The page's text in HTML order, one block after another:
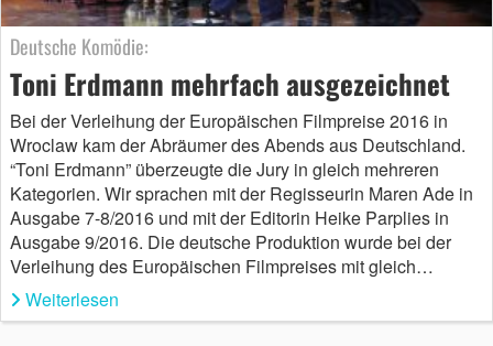
Deutsche Komödie:
Toni Erdmann mehrfach ausgezeichnet
Bei der Verleihung der Europäischen Filmpreise 2016 in
Wroclaw kam der Abräumer des Abends aus Deutschland.
“Toni Erdmann” überzeugte die Jury in gleich mehreren
Kategorien. Wir sprachen mit der Regisseurin Maren Ade in
Ausgabe 7-8/2016 und mit der Editorin Heike Parplies in
Ausgabe 9/2016. Die deutsche Produktion wurde bei der
Verleihung des Europäischen Filmpreises mit gleich…
Weiterlesen